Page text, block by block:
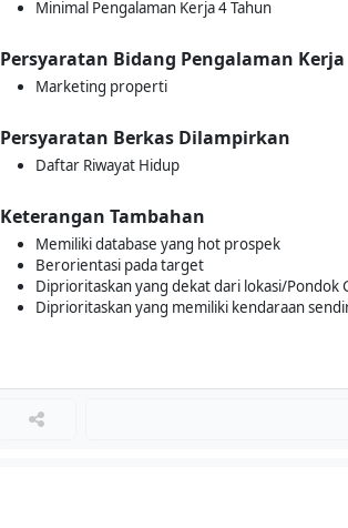
Minimal Pengalaman Kerja 4 Tahun
Persyaratan Bidang Pengalaman Kerja
Marketing properti
Persyaratan Berkas Dilampirkan
Daftar Riwayat Hidup
Keterangan Tambahan
Memiliki database yang hot prospek
Berorientasi pada target
Diprioritaskan yang dekat dari lokasi/Pondok
Diprioritaskan yang memiliki kendaraan